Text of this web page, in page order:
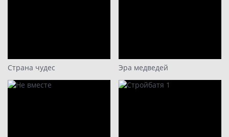
Страна чудес Эра медведей